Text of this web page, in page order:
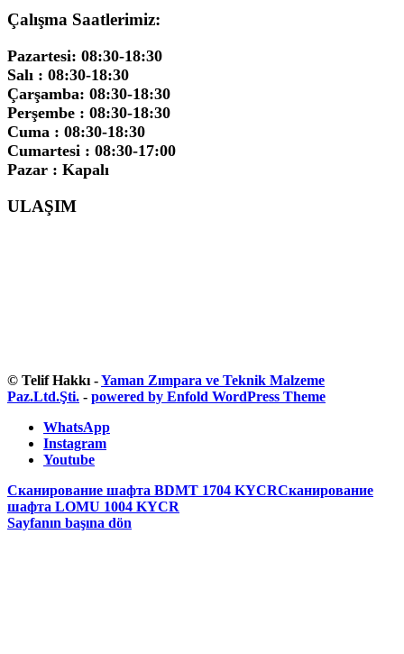
Çalışma Saatlerimiz:
Pazartesi: 08:30-18:30
Salı : 08:30-18:30
Çarşamba: 08:30-18:30
Perşembe : 08:30-18:30
Cuma : 08:30-18:30
Cumartesi : 08:30-17:00
Pazar : Kapalı
ULAŞIM
© Telif Hakkı -Yaman Zımpara ve Teknik Malzeme
Paz.Ltd.Şti. - powered by Enfold WordPress Theme
WhatsApp
Instagram
Youtube
Сканирование шафта BDMT 1704 KYCRСканирование
шафта LOMU 1004 KYCR
Sayfanın başına dön